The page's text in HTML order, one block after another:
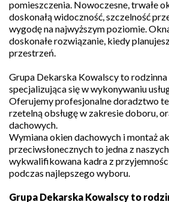
pomieszczenia. Nowoczesne, trwałe
doskonałą widoczność, szczelność
wygodę na najwyższym poziomie.
doskonałe rozwiązanie, kiedy
przestrzeń.
Grupa Dekarska Kowalscy to
specjalizująca się w wykonywaniu
Oferujemy profesjonalne doradztwo
rzetelną obsługę w zakresie doboru,
dachowych.
Wymiana okien dachowych i montaż
przeciwsłonecznych to jedna z
wykwalifikowana kadra z
podczas najlepszego wyboru.
Grupa Dekarska Kowalscy to